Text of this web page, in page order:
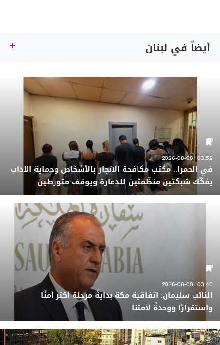
أيضاً في لبنان
03:52 | 2026-08-08
في الحمرا.. مكتب مكافحة الاتجار بالأشخاص وحماية الآداب
يفكّك شبكتين منظّمتين للدعارة ويوقف متورطين
03:40 | 2026-08-08
النائب سليمان: اتفاقية مكة بدايةً مرحلة أكثر أمنًا
واستقرارًا ووحدةً لأمتنا